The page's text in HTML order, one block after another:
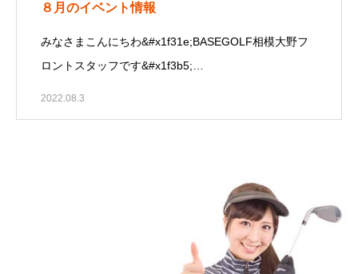
８月のイベント情報
みなさまこんにちわ&#x1f31e;BASEGOLF相模大野フ
ロントスタッフです&#x1f3b5;…
2022.08.3